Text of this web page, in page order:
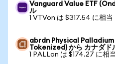
Vanguard Value ETF
ル
1 VTVon は $317.54 に相当
abrdn Physical Palladium
Tokenized) から カナダド
1 PALLon は $174.27 に相当